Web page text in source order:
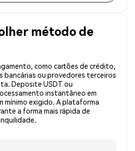
método de
como cartões de crédito,
bancárias ou provedores terceiros
Deposite USDT ou
instantâneo em
mínimo exigido. A plataforma
a forma mais rápida de